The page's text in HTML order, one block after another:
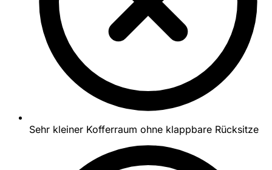
Sehr kleiner Kofferraum ohne klappbare Rücksitze